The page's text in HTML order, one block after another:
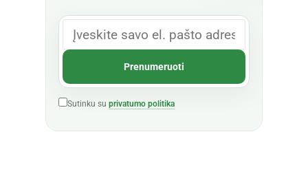
Sutinku su privatumo politika